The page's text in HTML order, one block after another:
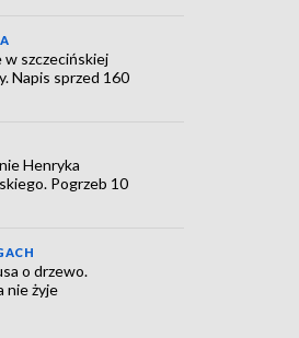
w szczecińskiej
Napis sprzed 160
Henryka
Pogrzeb 10
o drzewo.
nie żyje